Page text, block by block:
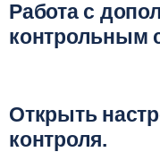
Работа с
контрольным
Открыть
контроля.